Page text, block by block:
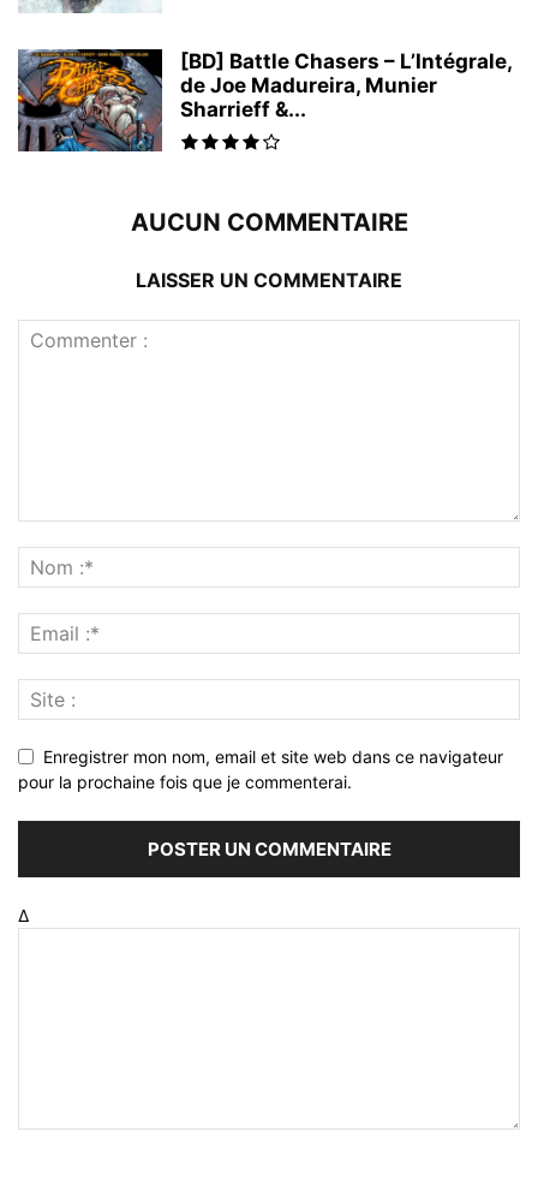
[BD] Battle Chasers – L’Intégrale,
de Joe Madureira, Munier
Sharrieff &...
AUCUN COMMENTAIRE
LAISSER UN COMMENTAIRE
Enregistrer mon nom, email et site web dans ce navigateur
pour la prochaine fois que je commenterai.
Δ